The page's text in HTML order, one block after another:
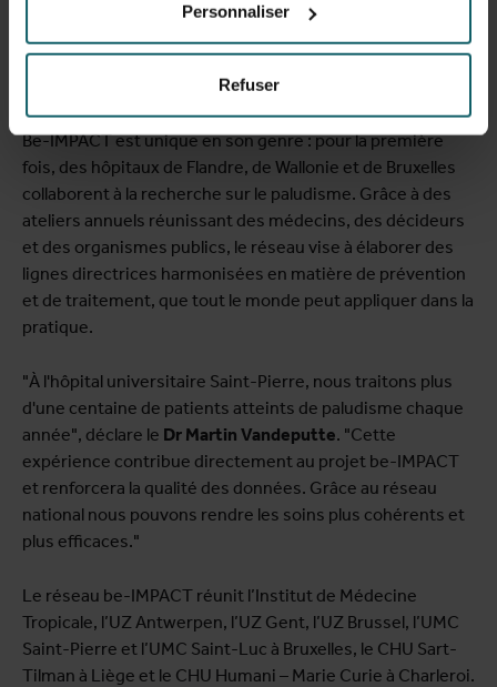
Personnaliser
Refuser
Première collaboration
Be-IMPACT est unique en son genre : pour la première
fois, des hôpitaux de Flandre, de Wallonie et de Bruxelles
collaborent à la recherche sur le paludisme. Grâce à des
ateliers annuels réunissant des médecins, des décideurs
et des organismes publics, le réseau vise à élaborer des
lignes directrices harmonisées en matière de prévention
et de traitement, que tout le monde peut appliquer dans la
pratique.
"À l'hôpital universitaire Saint-Pierre, nous traitons plus
d'une centaine de patients atteints de paludisme chaque
année", déclare le Dr Martin Vandeputte. "Cette
expérience contribue directement au projet be-IMPACT
et renforcera la qualité des données. Grâce au réseau
national nous pouvons rendre les soins plus cohérents et
plus efficaces."
Le réseau be-IMPACT réunit l’Institut de Médecine
Tropicale, l’UZ Antwerpen, l’UZ Gent, l’UZ Brussel, l’UMC
Saint-Pierre et l’UMC Saint-Luc à Bruxelles, le CHU Sart-
Tilman à Liège et le CHU Humani – Marie Curie à Charleroi.